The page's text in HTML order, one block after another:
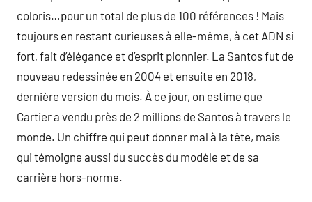
coloris…pour un total de plus de 100 références ! Mais
toujours en restant curieuses à elle-même, à cet ADN si
fort, fait d’élégance et d’esprit pionnier. La Santos fut de
nouveau redessinée en 2004 et ensuite en 2018,
dernière version du mois. À ce jour, on estime que
Cartier a vendu près de 2 millions de Santos à travers le
monde. Un chiffre qui peut donner mal à la tête, mais
qui témoigne aussi du succès du modèle et de sa
carrière hors-norme.